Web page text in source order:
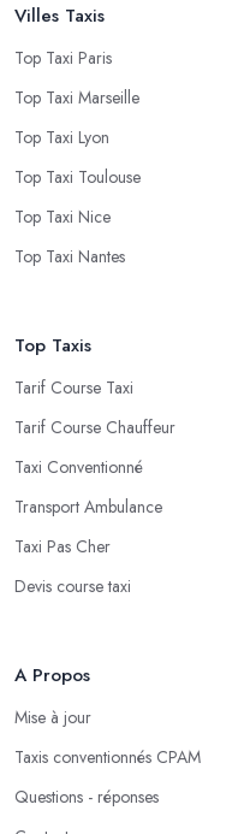
Villes Taxis
Top Taxi Paris
Top Taxi Marseille
Top Taxi Lyon
Top Taxi Toulouse
Top Taxi Nice
Top Taxi Nantes
Top Taxis
Tarif Course Taxi
Tarif Course Chauffeur
Taxi Conventionné
Transport Ambulance
Taxi Pas Cher
Devis course taxi
A Propos
Mise à jour
Taxis conventionnés CPAM
Questions - réponses